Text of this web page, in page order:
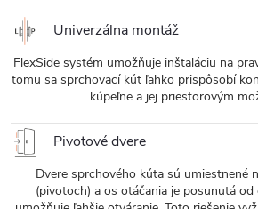
Univerzálna montáž
FlexSide systém umožňuje inštaláciu na
tomu sa sprchovací kút ľahko prispôsobí
kúpeľne a jej priestorovým
Pivotové dvere
Dvere sprchového kúta sú umiestnené
(pivotoch) a os otáčania je posunutá od